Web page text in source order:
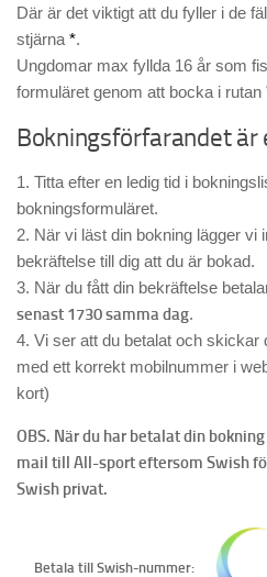
Där är det viktigt att du fyller i de
stjärna *.
Ungdomar max fyllda 16 år som
formuläret genom att bocka i rutan
Bokningsförfarandet är
1. Titta efter en ledig tid i
bokningsformuläret.
2. När vi läst din bokning lägger vi
bekräftelse till dig att du är bokad.
3. När du fått din bekräftelse
senast 1730 samma dag.
4. Vi ser att du betalat och
med ett korrekt mobilnummer i
kort)
OBS. När du har betalat din
mail till All-sport eftersom Swish
Swish privat.
Betala till Swish-nummer: